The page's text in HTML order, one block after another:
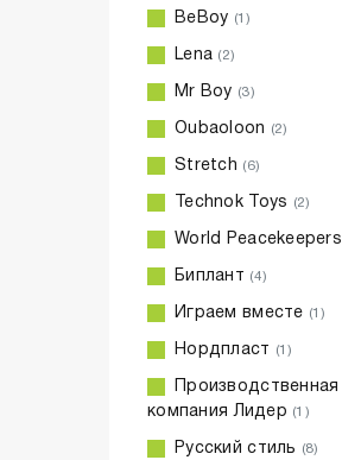
BeBoy (1)
Lena (2)
Mr Boy (3)
Oubaoloon (2)
Stretch (6)
Technok Toys (2)
World Peacekeepers
Биплант (4)
Играем вместе (1)
Нордпласт (1)
Производственная
компания Лидер (1)
Русский стиль (8)